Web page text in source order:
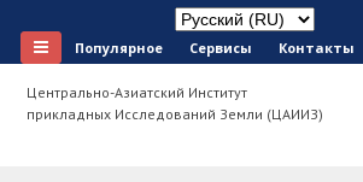
Популярное Сервисы Контакты
Центрально-Азиатский Институт
прикладных Исследований Земли (ЦАИИЗ)